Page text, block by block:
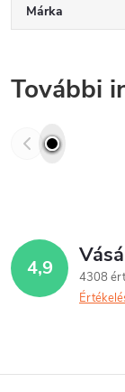
Márka
További
4,9
4308